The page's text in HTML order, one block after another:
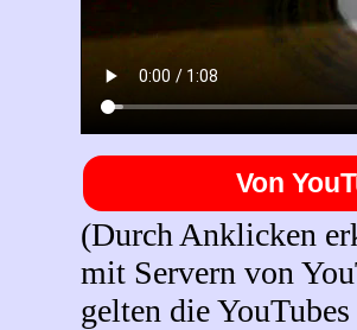
Von
(Durch Anklicken
mit Servern von
gelten die